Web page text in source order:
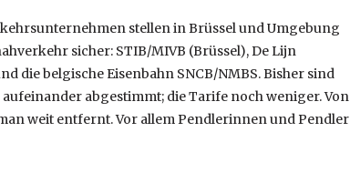
stellen in Brüssel und Umgebung
sicher: STIB/MIVB (Brüssel), De Lijn
die belgische Eisenbahn SNCB/NMBS. Bisher sind
abgestimmt; die Tarife noch weniger. Von
weit entfernt. Vor allem Pendlerinnen und Pendler